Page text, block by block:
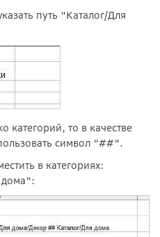
путь "Каталог/Для
категорий, то в качестве
символ "##".
в категориях: